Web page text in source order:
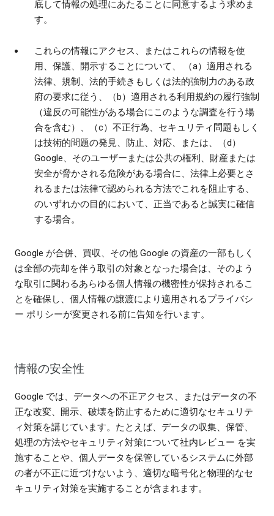
底して情報の処理にあたることに同意するよう求めま
す。
これらの情報にアクセス、またはこれらの情報を使
用、保護、開示することについて、 （a）適用される
法律、規制、法的手続きもしくは法的強制力のある政
府の要求に従う、（b）適用される利用規約の履行強制
（違反の可能性がある場合にこのような調査を行う場
合を含む）、（c）不正行為、セキュリティ問題もしく
は技術的問題の発見、防止、対応、または、（d）
Google、そのユーザーまたは公共の権利、財産または
安全が脅かされる危険がある場合に、法律上必要とさ
れるまたは法律で認められる方法でこれを阻止する、
のいずれかの目的において、正当であると誠実に確信
する場合。
Google が合併、買収、その他 Google の資産の一部もしく
は全部の売却を伴う取引の対象となった場合は、そのよう
な取引に関わるあらゆる個人情報の機密性が保持されるこ
とを確保し、個人情報の譲渡により適用されるプライバシ
ー ポリシーが変更される前に告知を行います。
情報の安全性
Google では、データへの不正アクセス、またはデータの不
正な改変、開示、破壊を防止するために適切なセキュリテ
ィ対策を講じています。たとえば、データの収集、保管、
処理の方法やセキュリティ対策について社内レビュー を実
施することや、個人データを保管しているシステムに外部
の者が不正に近づけないよう、適切な暗号化と物理的なセ
キュリティ対策を実施することが含まれます。